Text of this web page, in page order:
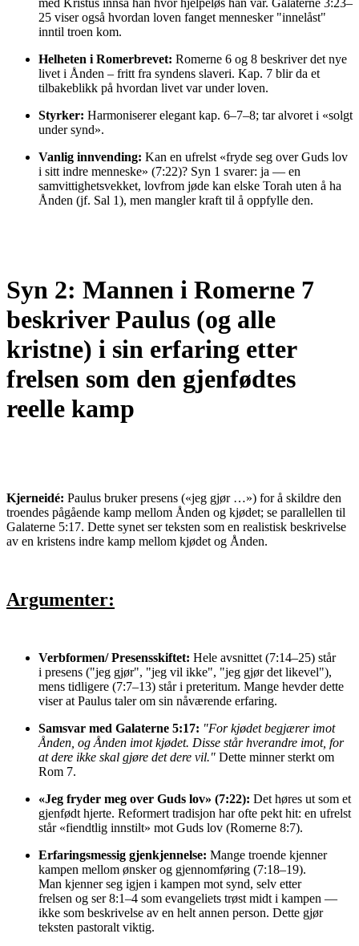
25 viser også hvordan loven fanget mennesker "innelåst"
inntil troen kom.
Helheten i Romerbrevet: Romerne 6 og 8 beskriver det nye
livet i Ånden – fritt fra syndens slaveri. Kap. 7 blir da et
tilbakeblikk på hvordan livet var under loven.
Styrker: Harmoniserer elegant kap. 6–7–8; tar alvoret i «solgt
under synd».
Vanlig innvending: Kan en ufrelst «fryde seg over Guds lov
i sitt indre menneske» (7:22)? Syn 1 svarer: ja — en
samvittighetsvekket, lovfrom jøde kan elske Torah uten å ha
Ånden (jf. Sal 1), men mangler kraft til å oppfylle den.
Syn 2: Mannen i Romerne 7
beskriver Paulus (og alle
kristne) i sin erfaring etter
frelsen som den gjenfødtes
reelle kamp
Kjerneidé: Paulus bruker presens («jeg gjør …») for å skildre den
troendes pågående kamp mellom Ånden og kjødet; se parallellen til
Galaterne 5:17. Dette synet ser teksten som en realistisk beskrivelse
av en kristens indre kamp mellom kjødet og Ånden.
Argumenter:
Verbformen/ Presensskiftet: Hele avsnittet (7:14–25) står
i presens ("jeg gjør", "jeg vil ikke", "jeg gjør det likevel"),
mens tidligere (7:7–13) står i preteritum. Mange hevder dette
viser at Paulus taler om sin nåværende erfaring.
Samsvar med Galaterne 5:17: "For kjødet begjærer imot
Ånden, og Ånden imot kjødet. Disse står hverandre imot, for
at dere ikke skal gjøre det dere vil." Dette minner sterkt om
Rom 7.
«Jeg fryder meg over Guds lov» (7:22): Det høres ut som et
gjenfødt hjerte. Reformert tradisjon har ofte pekt hit: en ufrelst
står «fiendtlig innstilt» mot Guds lov (Romerne 8:7).
Erfaringsmessig gjenkjennelse: Mange troende kjenner
kampen mellom ønsker og gjennomføring (7:18–19).
Man kjenner seg igjen i kampen mot synd, selv etter
frelsen og ser 8:1–4 som evangeliets trøst midt i kampen —
ikke som beskrivelse av en helt annen person. Dette gjør
teksten pastoralt viktig.